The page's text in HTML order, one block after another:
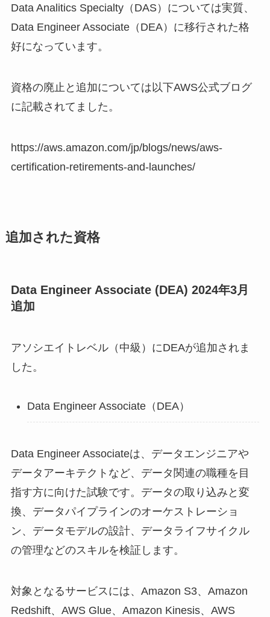
Data Analitics Specialty（DAS）については実質、
Data Engineer Associate（DEA）に移行された格
好になっています。
資格の廃止と追加については以下AWS公式ブログ
に記載されてました。
https://aws.amazon.com/jp/blogs/news/aws-
certification-retirements-and-launches/
追加された資格
Data Engineer Associate (DEA) 2024年3月
追加
アソシエイトレベル（中級）にDEAが追加されま
した。
Data Engineer Associate（DEA）
Data Engineer Associateは、データエンジニアや
データアーキテクトなど、データ関連の職種を目
指す方に向けた試験です。データの取り込みと変
換、データパイプラインのオーケストレーショ
ン、データモデルの設計、データライフサイクル
の管理などのスキルを検証します。
対象となるサービスには、Amazon S3、Amazon
Redshift、AWS Glue、Amazon Kinesis、AWS